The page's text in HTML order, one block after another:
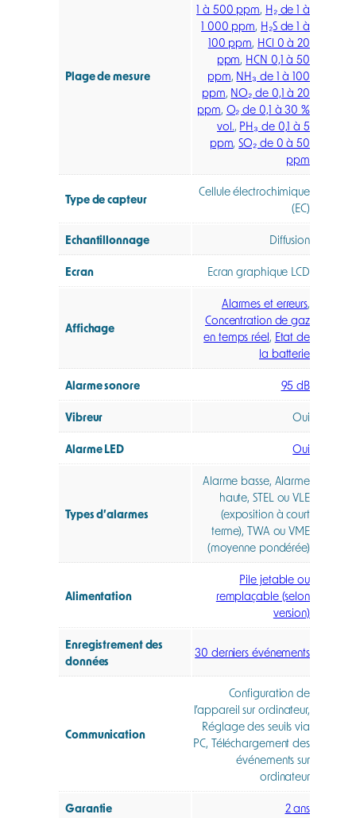
Plage de mesure
1 à 500 ppm, H₂ de 1 à
1 000 ppm, H₂S de 1 à
100 ppm, HCl 0 à 20
ppm, HCN 0,1 à 50
ppm, NH₃ de 1 à 100
ppm, NO₂ de 0,1 à 20
ppm, O₂ de 0,1 à 30 %
vol., PH₃ de 0,1 à 5
ppm,SO₂ de 0 à 50
ppm
Type de capteur
Cellule électrochimique
(EC)
Echantillonnage Diffusion
Ecran Ecran graphique LCD
Affichage
Alarmes et erreurs,
Concentration de gaz
en temps réel, Etat de
la batterie
Alarme sonore 95 dB
Vibreur Oui
Alarme LED Oui
Types d’alarmes
Alarme basse, Alarme
haute, STEL ou VLE
(exposition à court
terme), TWA ou VME
(moyenne pondérée)
Alimentation
Pile jetable ou
remplaçable (selon
version)
Enregistrement des
données
30 derniers événements
Communication
Configuration de
l’appareil sur ordinateur,
Réglage des seuils via
PC, Téléchargement des
événements sur
ordinateur
Garantie 2 ans